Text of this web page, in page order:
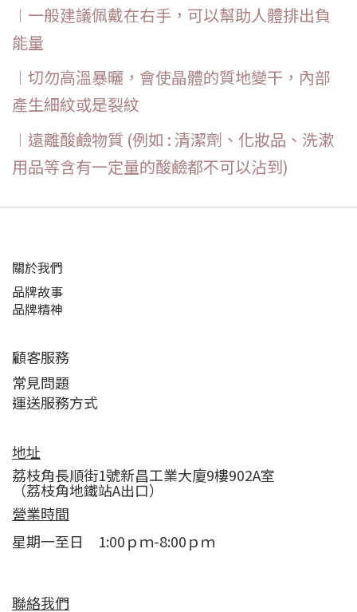
︱一般建議佩戴在右手，可以幫助人體排出負
能量
︱切勿高溫暴曬，會使晶體的質地變干，內部
產生細紋或是裂紋
︱遠離酸鹼物質 (例如 : 清潔劑、化妝品、洗漱
用品等含有一定量的酸鹼都不可以沾到)
關於我們
品牌故事
品牌精神
顧客服務
常見問題
運送服務方式
地址
荔枝角長順街1號新昌工業大廈9樓902A室
（荔枝角地鐵站A出口）
營業時間
星期一至日 1:00ｐｍ-8:00ｐｍ
聯絡我們